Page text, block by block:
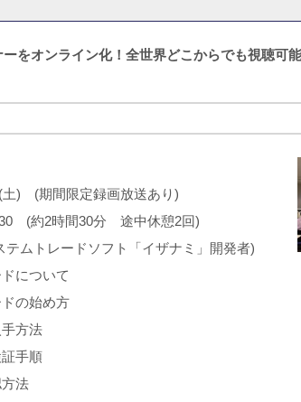
をオンライン化！全世界どこからでも視聴可
土) (期間限定録画放送あり)
(約2時間30分 途中休憩2回)
ムトレードソフト「イザナミ」開発者)
について
の始め方
方法
手順
法